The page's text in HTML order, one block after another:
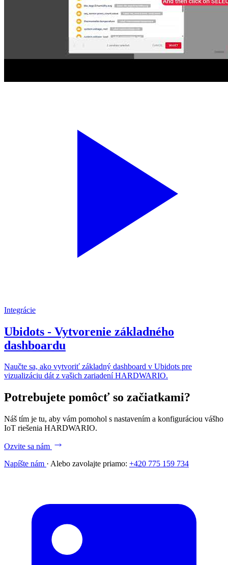
Integrácie
Ubidots - Vytvorenie základného
dashboardu
Naučte sa, ako vytvoriť základný dashboard v Ubidots pre
vizualizáciu dát z vašich zariadení HARDWARIO.
Potrebujete pomôcť so začiatkami?
Náš tím je tu, aby vám pomohol s nastavením a konfiguráciou vášho
IoT riešenia HARDWARIO.
Ozvite sa nám
Napíšte nám · Alebo zavolajte priamo: +420 775 159 734